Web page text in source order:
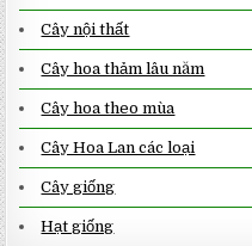
Cây nội thất
Cây hoa thảm lâu năm
Cây hoa theo mùa
Cây Hoa Lan các loại
Cây giống
Hạt giống